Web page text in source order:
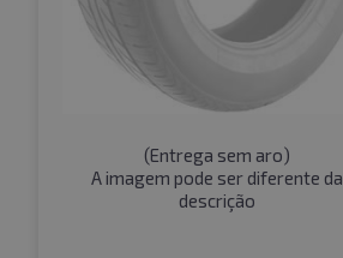
(Entrega sem aro)
A imagem pode ser diferente da
descrição